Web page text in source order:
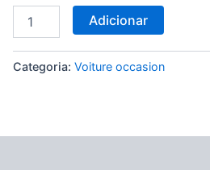
–
12/2014
–
88.251
km
Adicionar
Categoria:Voiture occasion